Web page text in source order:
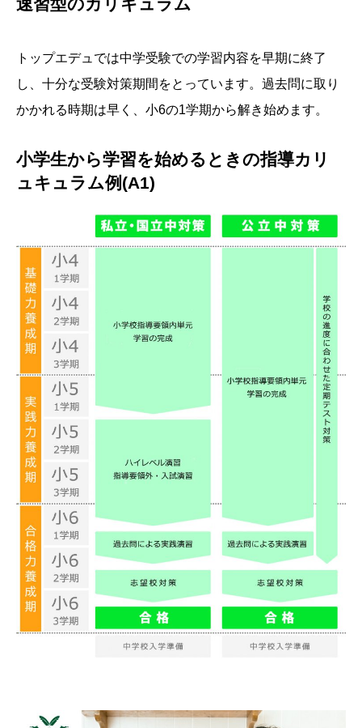
トップエデュでは中学受験での学習内容を早期に終了
し、十分な受験対策期間をとっています。過去問に取り
かかれる時期は早く、小6の1学期から解き始めます。
小学生から学習を始めるときの指導カリ
ュキュラム例(A1)